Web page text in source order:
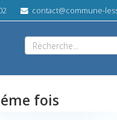
contact@commune-
fois